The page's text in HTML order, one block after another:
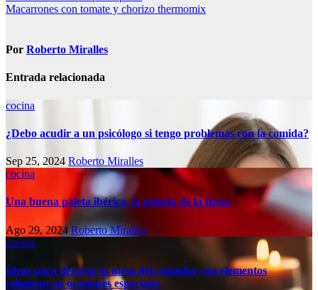
de
Macarrones con tomate y chorizo thermomix
Por Roberto Miralles
Entrada relacionada
cocina
¿Debo acudir a un psicólogo si tengo problemas con la comida?
Sep 25, 2024 Roberto Miralles
cocina
Una buena paleta ibérica, la guinda de la fiesta
Ago 29, 2024Roberto Miralles
cocina
Ideas para decorar la mesa del comedor con elementos
religiosos en ocasiones especiales